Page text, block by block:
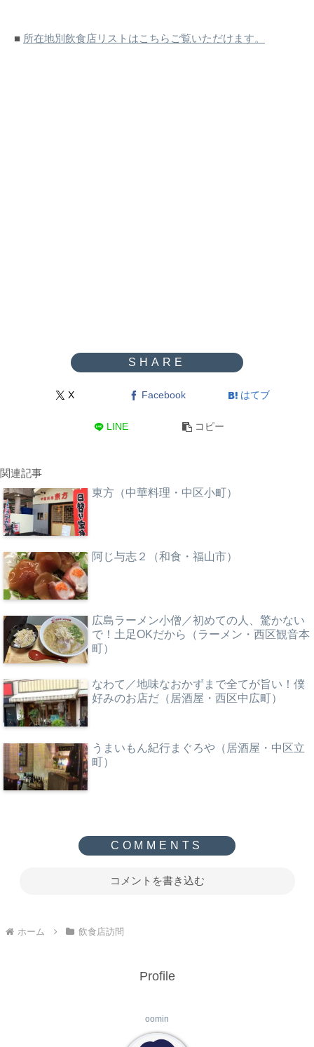
■ 所在地別飲食店リストはこちらご覧いただけます。
X Facebook はてブ
LINE コピー
関連記事
東方（中華料理・中区小町）
阿じ与志２（和食・福山市）
広島ラーメン小僧／初めての人、驚かない
で！土足OKだから（ラーメン・西区観音本
町）
なわて／地味なおかずまで全てが旨い！僕
好みのお店だ（居酒屋・西区中広町）
うまいもん紀行まぐろや（居酒屋・中区立
町）
コメントを書き込む
ホーム 飲食店訪問
Profile
oomin